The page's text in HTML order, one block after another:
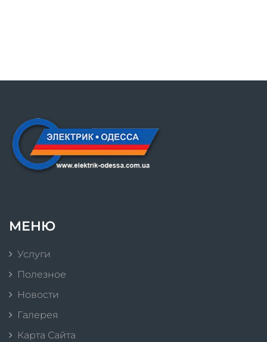
МЕНЮ
Услуги
Полезное
Новости
Галерея
Карта Сайта